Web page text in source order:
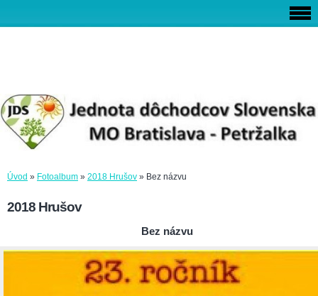
Úvod » Fotoalbum » 2018 Hrušov » Bez názvu
2018 Hrušov
Bez názvu